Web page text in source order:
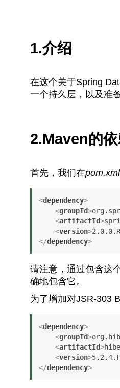
1.介绍
在这个关于Spring
一个持久层，以及准
2.Maven的
首先，我们在pom.xml
<dependency>
<groupId>
<artifactId>
<version>
</dependency>
请注意，通过包含这
确地包含它。
为了增加对JSR-303
<dependency>
<groupId>
<artifactId>
<version>
</dependency>